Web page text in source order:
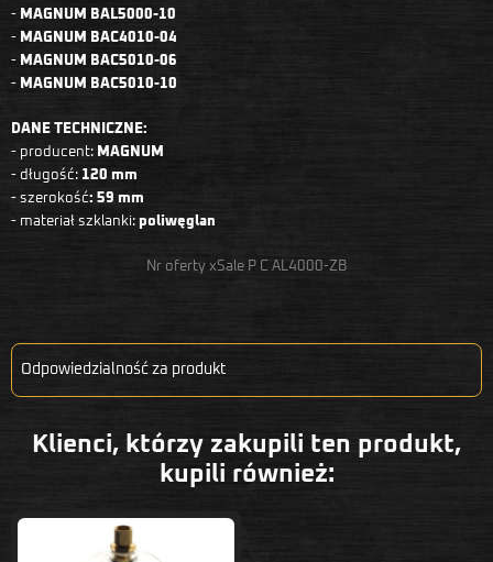
- MAGNUM BAL5000-10
- MAGNUM BAC4010-04
- MAGNUM BAC5010-06
- MAGNUM BAC5010-10
DANE TECHNICZNE:
- producent: MAGNUM
- długość: 120 mm
- szerokość: 59 mm
- materiał szklanki: poliwęglan
Nr oferty xSale P C AL4000-ZB
Odpowiedzialność za produkt
Klienci, którzy zakupili ten produkt,
kupili również: